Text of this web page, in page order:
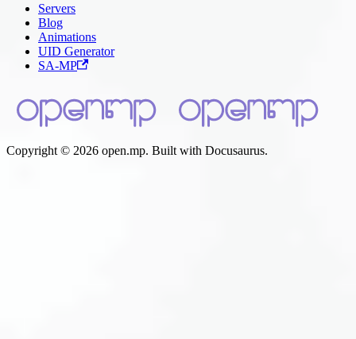
Servers
Blog
Animations
UID Generator
SA-MP
Copyright © 2026 open.mp. Built with Docusaurus.